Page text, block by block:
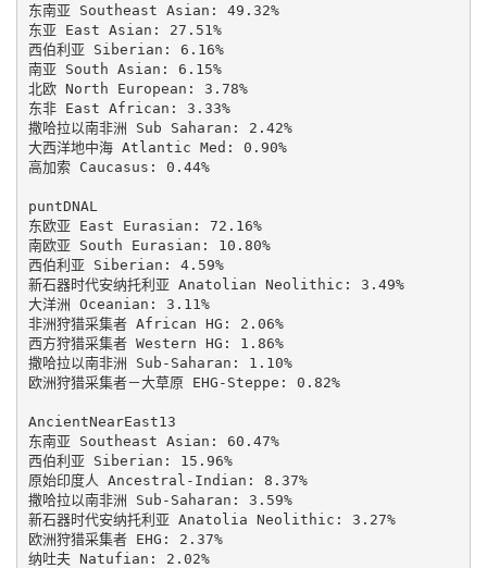
东南亚 Southeast Asian: 49.32%
东亚 East Asian: 27.51%
西伯利亚 Siberian: 6.16%
南亚 South Asian: 6.15%
北欧 North European: 3.78%
东非 East African: 3.33%
撒哈拉以南非洲 Sub Saharan: 2.42%
大西洋地中海 Atlantic Med: 0.90%
高加索 Caucasus: 0.44%
puntDNAL
东欧亚 East Eurasian: 72.16%
南欧亚 South Eurasian: 10.80%
西伯利亚 Siberian: 4.59%
新石器时代安纳托利亚 Anatolian Neolithic: 3.49%
大洋洲 Oceanian: 3.11%
非洲狩猎采集者 African HG: 2.06%
西方狩猎采集者 Western HG: 1.86%
撒哈拉以南非洲 Sub-Saharan: 1.10%
欧洲狩猎采集者－大草原 EHG-Steppe: 0.82%
AncientNearEast13
东南亚 Southeast Asian: 60.47%
西伯利亚 Siberian: 15.96%
原始印度人 Ancestral-Indian: 8.37%
撒哈拉以南非洲 Sub-Saharan: 3.59%
新石器时代安纳托利亚 Anatolia Neolithic: 3.27%
欧洲狩猎采集者 EHG: 2.37%
纳吐夫 Natufian: 2.02%